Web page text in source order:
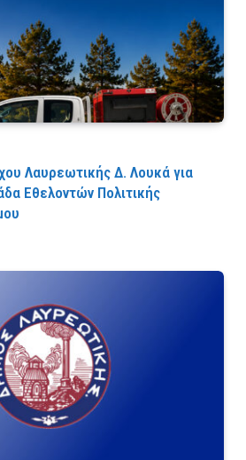
Λαυρεωτικής Δ. Λουκά για
Εθελοντών Πολιτικής